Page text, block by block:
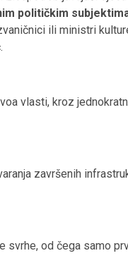
političkim
ili ministri
vlasti, kroz
završenih
od čega samo